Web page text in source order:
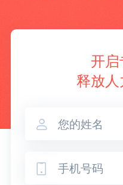
开
释放

